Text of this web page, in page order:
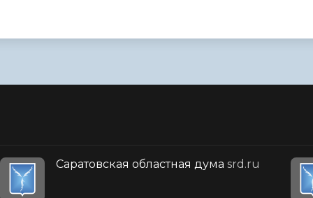
Саратовская областная дума srd.ru